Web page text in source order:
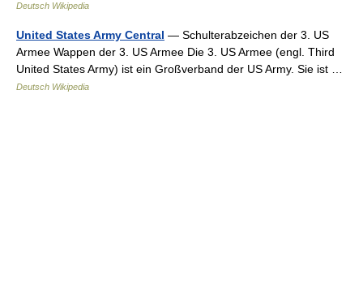
Deutsch Wikipedia
United States Army Central — Schulterabzeichen der 3. US
Armee Wappen der 3. US Armee Die 3. US Armee (engl. Third
United States Army) ist ein Großverband der US Army. Sie ist …
Deutsch Wikipedia